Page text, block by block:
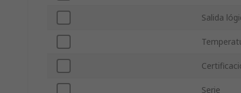
Salida
Serie